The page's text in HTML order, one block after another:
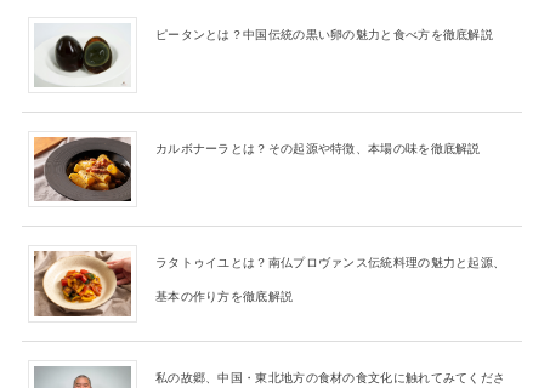
ピータンとは？中国伝統の黒い卵の魅力と食べ方を徹底解説
カルボナーラとは？その起源や特徴、本場の味を徹底解説
ラタトゥイユとは？南仏プロヴァンス伝統料理の魅力と起源、
基本の作り方を徹底解説
私の故郷、中国・東北地方の食材の食文化に触れてみてくださ